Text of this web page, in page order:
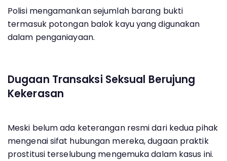
Polisi mengamankan sejumlah barang bukti
termasuk potongan balok kayu yang digunakan
dalam penganiayaan.
Dugaan Transaksi Seksual Berujung
Kekerasan
Meski belum ada keterangan resmi dari kedua pihak
mengenai sifat hubungan mereka, dugaan praktik
prostitusi terselubung mengemuka dalam kasus ini.